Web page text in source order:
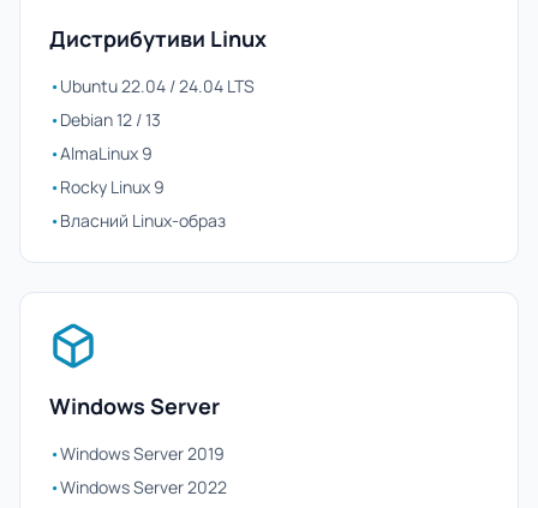
Дистрибутиви Linux
•Ubuntu 22.04 / 24.04 LTS
•Debian 12 / 13
•AlmaLinux 9
•Rocky Linux 9
•Власний Linux-образ
Windows Server
•Windows Server 2019
•Windows Server 2022